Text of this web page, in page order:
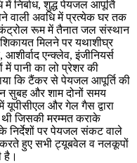
निर्बाध, शुद्ध पेयजल आपूर्ति
वाली अवधि में प्रत्येक घर तक
रूम में तैनात जल संस्थान
मिलने पर यथाशीघ्र
एन्क्लेव, इंजीनियर्स
पानी का लो प्रेशर की
कि टैंकर से पेयजल आपूर्ति की
सुबह और शाम दोनों समय
यूपीसीएल और गेल गैस द्वारा
थी जिसकी मरम्मत कराके
निर्देशों पर पेयजल संकट वाले
करते हुए सभी ट्यूबवेल व नलकूपों
है।